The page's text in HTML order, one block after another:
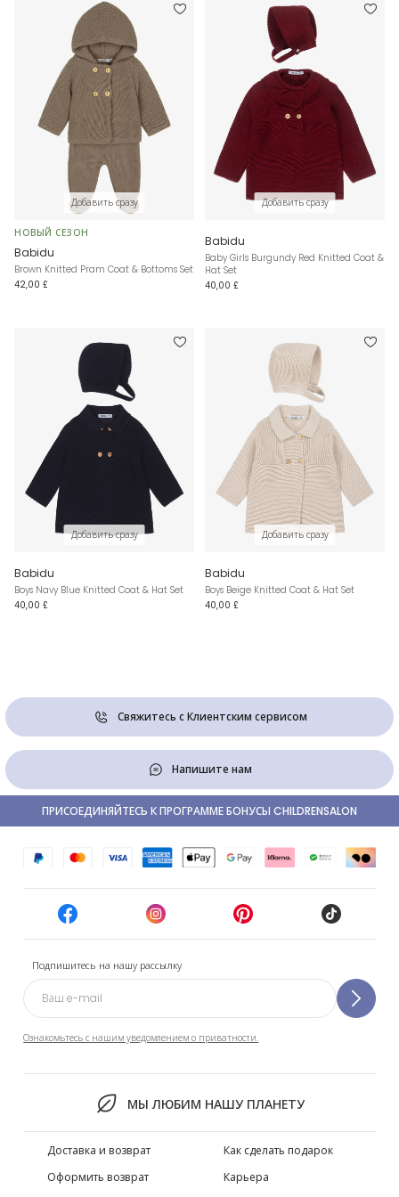
Добавить сразу
НОВЫЙ СЕЗОН
Babidu
Brown Knitted Pram Coat & Bottoms Set
42,00 £
Добавить сразу
Babidu
Baby Girls Burgundy Red Knitted Coat &
Hat Set
40,00 £
Добавить сразу
Babidu
Boys Navy Blue Knitted Coat & Hat Set
40,00 £
Добавить сразу
Babidu
Boys Beige Knitted Coat & Hat Set
40,00 £
Свяжитесь с Клиентским сервисом
Напишите нам
Подпишитесь на нашу рассылку
Ознакомьтесь с нашим уведомлением о приватности.
МЫ ЛЮБИМ НАШУ ПЛАНЕТУ
ПРИСОЕДИНЯЙТЕСЬ К ПРОГРАММЕ БОНУСЫ CHILDRENSALON
Доставка и возврат
Оформить возврат
Как сделать подарок
Карьера